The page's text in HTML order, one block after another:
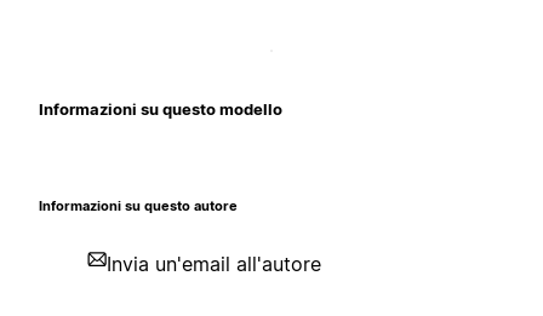
Informazioni su questo modello
Informazioni su questo autore
Invia un'email all'autore